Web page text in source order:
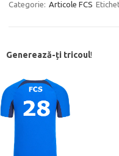
Categorie: Articole FCS
Generează-ți tricoul!